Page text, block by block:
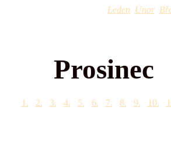
Leden Únor
Prosinec
1. 2. 3. 4. 5. 6. 7. 8. 9. 10.